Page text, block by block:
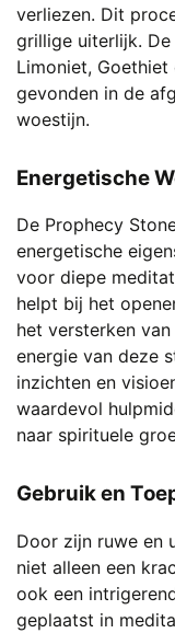
verliezen. Dit
grillige uiterlijk.
Limoniet,
gevonden in de
woestijn.
Energetische
De Prophecy
energetische
voor diepe
helpt bij het
het versterken
energie van deze
inzichten en
waardevol
naar spirituele
Gebruik en
Door zijn ruwe en
niet alleen een
ook een
geplaatst in